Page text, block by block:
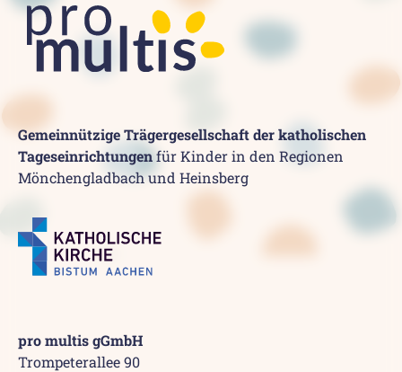
Gemeinnützige Trägergesellschaft der katholischen
Tageseinrichtungenfür Kinder in den Regionen
Mönchengladbach und Heinsberg
pro multis gGmbH
Trompeterallee 90